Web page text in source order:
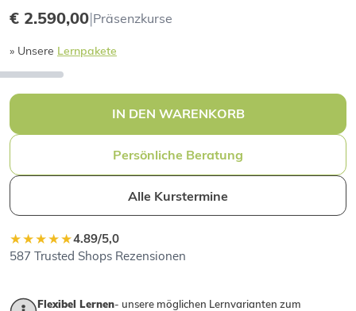
€ 2.590,00|Präsenzkurse
» Unsere Lernpakete
IN DEN WARENKORB
Persönliche Beratung
Alle Kurstermine
★★★★★4.89/5,0
587 Trusted Shops Rezensionen
Flexibel Lernen- unsere möglichen Lernvarianten zum